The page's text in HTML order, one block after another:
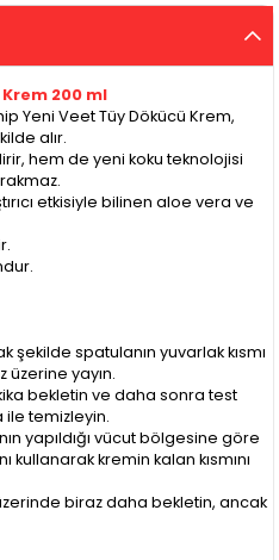
200 ml
Yeni Veet Tüy Dökücü Krem,
alır.
hem de yeni koku teknolojisi
etkisiyle bilinen aloe vera ve
spatulanın yuvarlak kısmı
yayın.
bekletin ve daha sonra test
ile temizleyin.
yapıldığı vücut bölgesine göre
kullanarak kremin kalan kısmını
biraz daha bekletin, ancak